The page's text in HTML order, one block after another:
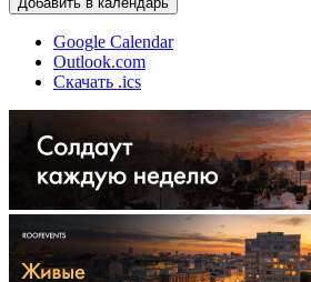
Google Calendar
Outlook.com
Скачать .ics